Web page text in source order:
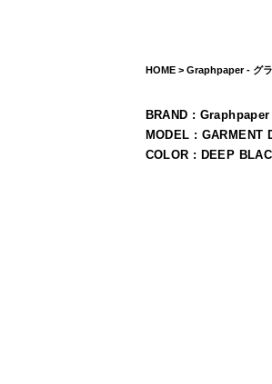
HOME> Graphpaper - グ
BRAND : Graphpaper
MODEL : GARMENT
COLOR : DEEP